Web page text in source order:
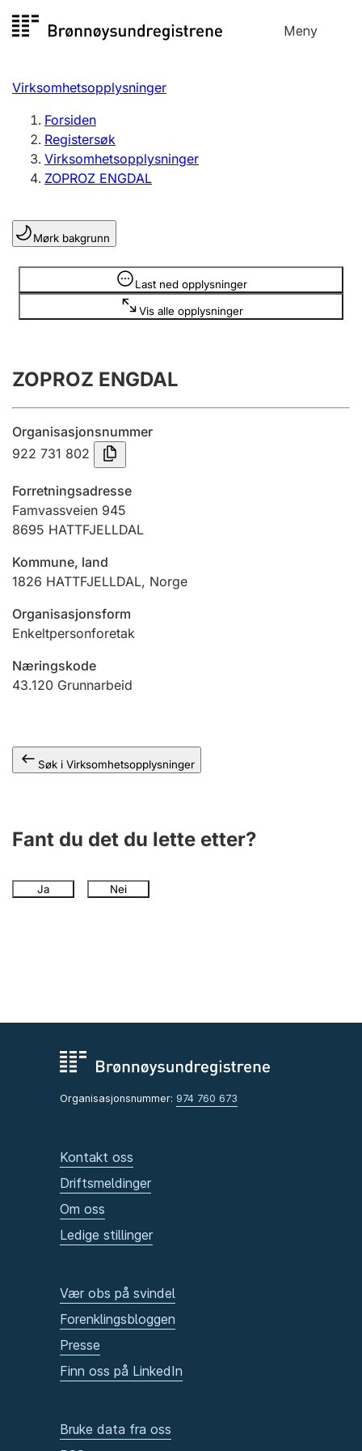
til
Meny
Registersøk
Aksjeselskap
Enkeltpersonforetak
Registrere, endre, slette
Lag og forening
Registrere, endre, slette
Årsregnskap
Innsending og forsinkelsesgebyr
Tinglysing
Jeger
Ektepaktveileder
Offentlig sektor
Virksomhetsopplysninger
Forsiden
Registersøk
Virksomhetsopplysninger
ZOPROZ ENGDAL
Mørk bakgrunn
Last ned opplysninger
Vis alle opplysninger
Opplysninger er skjult
ZOPROZ ENGDAL
Organisasjonsnummer
922 731 802
Forretningsadresse
Famvassveien 945
8695 HATTFJELLDAL
Kommune, land
1826 HATTFJELLDAL, Norge
Organisasjonsform
Enkeltpersonforetak
Næringskode
43.120 Grunnarbeid
Søk i Virksomhetsopplysninger
Fant du det du lette etter?
Ja Nei
Organisasjonsnummer: 974 760 673
Kontakt oss
Driftsmeldinger
Om oss
Ledige stillinger
Vær obs på svindel
Forenklingsbloggen
Presse
Finn oss på LinkedIn
Bruke data fra oss